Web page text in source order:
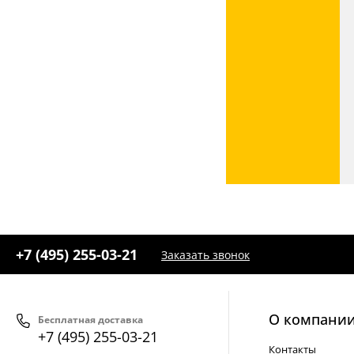
+7 (495) 255-03-21 Заказать звонок
Бесплатная доставка
+7 (495) 255-03-21
О
Контакты